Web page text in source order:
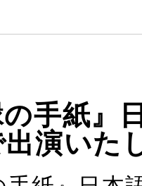
手紙』
演いた